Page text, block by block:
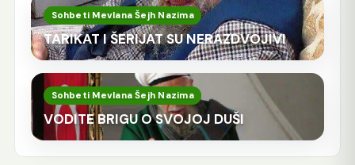
Sohbeti Mevlana Šejh Nazima
TARIKAT I ŠERIJAT SU NERAZDVOJIVI
Sohbeti Mevlana Šejh Nazima
VODITE BRIGU O SVOJOJ DUŠI